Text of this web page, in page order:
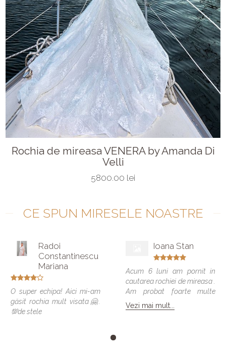
Rochia de mireasa VENERA by Amanda Di
Velli
5800.00 lei
CE SPUN MIRESELE NOASTRE
Radoi
Constantinescu
Mariana
O super echipa! Aici mi-am
găsit rochia mult visata🤗.
💯de stele
Ioana Stan
Acum 6 luni am pornit in
cautarea rochiei de mireasa .
Am probat foarte multe
modele si vreau sa spun ca
toate veneau bine , dar
Vezi mai mult...